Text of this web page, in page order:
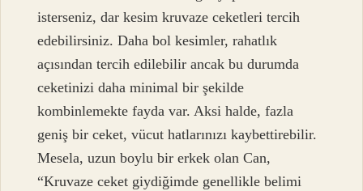
isterseniz, dar kesim kruvaze ceketleri tercih
edebilirsiniz. Daha bol kesimler, rahatlık
açısından tercih edilebilir ancak bu durumda
ceketinizi daha minimal bir şekilde
kombinlemekte fayda var. Aksi halde, fazla
geniş bir ceket, vücut hatlarınızı kaybettirebilir.
Mesela, uzun boylu bir erkek olan Can,
“Kruvaze ceket giydiğimde genellikle belimi